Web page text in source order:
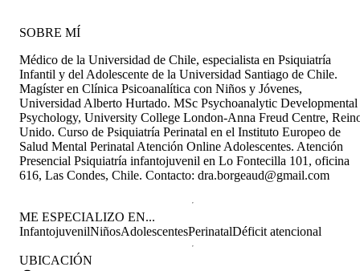
SOBRE MÍ
Médico de la Universidad de Chile, especialista en Psiquiatría
Infantil y del Adolescente de la Universidad Santiago de Chile.
Magíster en Clínica Psicoanalítica con Niños y Jóvenes,
Universidad Alberto Hurtado. MSc Psychoanalytic Developmental
Psychology, University College London-Anna Freud Centre,
Unido. Curso de Psiquiatría Perinatal en el Instituto Europeo de
Salud Mental Perinatal Atención Online Adolescentes. Atención
Presencial Psiquiatría infantojuvenil en Lo Fontecilla 101, oficina
616, Las Condes, Chile. Contacto: dra.borgeaud@gmail.com
ME ESPECIALIZO EN...
InfantojuvenilNiñosAdolescentesPerinatalDéficit atencional
UBICACIÓN